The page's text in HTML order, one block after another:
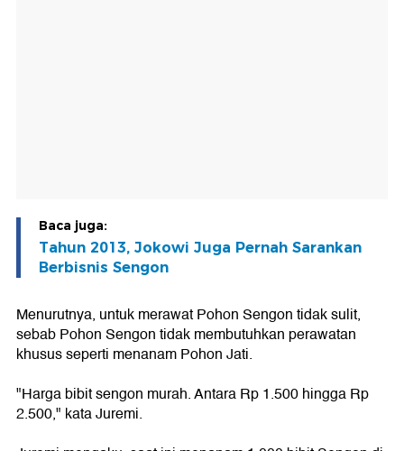
Baca juga:
Tahun 2013, Jokowi Juga Pernah Sarankan
Berbisnis Sengon
Menurutnya, untuk merawat Pohon Sengon tidak sulit,
sebab Pohon Sengon tidak membutuhkan perawatan
khusus seperti menanam Pohon Jati.
"Harga bibit sengon murah. Antara Rp 1.500 hingga Rp
2.500," kata Juremi.